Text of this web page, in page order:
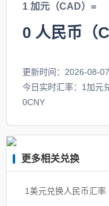
1 加元（CAD）=
0 人民币（
更新时间：2026-08-
今日实时汇率：1加元
0CNY
更多相关兑换
1美元兑换人民币汇率